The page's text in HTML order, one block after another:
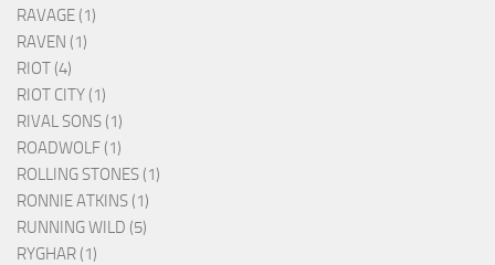
RAVAGE (1)
RAVEN (1)
RIOT (4)
RIOT CITY (1)
RIVAL SONS (1)
ROADWOLF (1)
ROLLING STONES (1)
RONNIE ATKINS (1)
RUNNING WILD (5)
RYGHAR (1)